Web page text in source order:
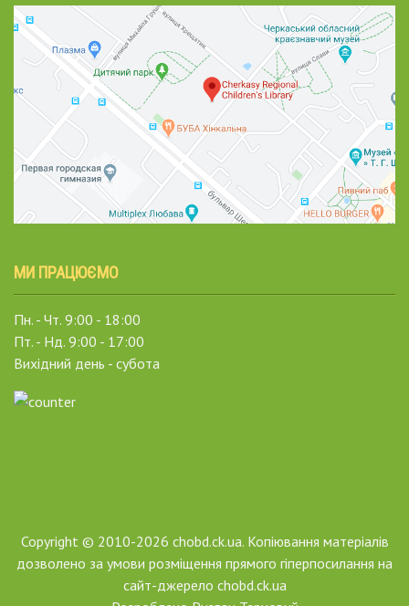
МИ ПРАЦЮЄМО
Пн. - Чт. 9:00 - 18:00
Пт. - Нд. 9:00 - 17:00
Вихідний день - субота
Copyright © 2010-2026 chobd.ck.ua. Копіювання матеріалів
дозволено за умови розміщення прямого гіперпосилання на
сайт-джерело chobd.ck.ua